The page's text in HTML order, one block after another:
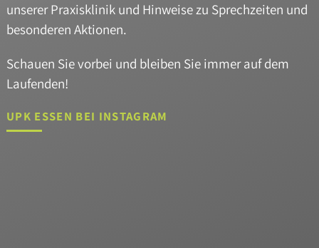
unserer Praxisklinik und Hinweise zu Sprechzeiten und
besonderen Aktionen.
Schauen Sie vorbei und bleiben Sie immer auf dem
Laufenden!
UPK ESSEN BEI INSTAGRAM